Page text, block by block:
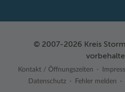
© 2007-2026 Kreis
Kontakt / Öffnungszeiten
Datenschutz
Fehler melden